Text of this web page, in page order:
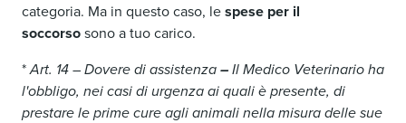
categoria. Ma in questo caso, le spese per il
soccorso sono a tuo carico.
*Art. 14 – Dovere di assistenza – Il Medico Veterinario ha
l'obbligo, nei casi di urgenza ai quali è presente, di
prestare le prime cure agli animali nella misura delle sue